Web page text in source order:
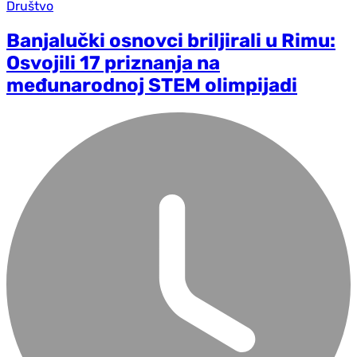
Društvo
Banjalučki osnovci briljirali u Rimu:
Osvojili 17 priznanja na
međunarodnoj STEM olimpijadi